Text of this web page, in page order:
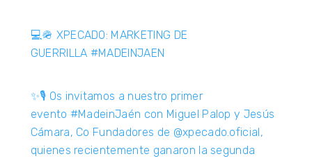
💻🪖 XPECADO: MARKETING DE
GUERRILLA #MADEINJAEN
✨🎙️ Os invitamos a nuestro primer
evento #MadeinJaén con Miguel Palop y Jesús
Cámara, Co Fundadores de @xpecado.oficial,
quienes recientemente ganaron la segunda